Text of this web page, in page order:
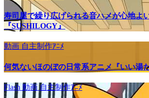
寿司屋で繰り広げられる音ハメが心地よ
『SUSHILOGY』
動画 自主制作ｱﾆﾒ
何気ないほのぼの日常系アニメ『いい湯
Flash 動画自主制作ｱﾆﾒ